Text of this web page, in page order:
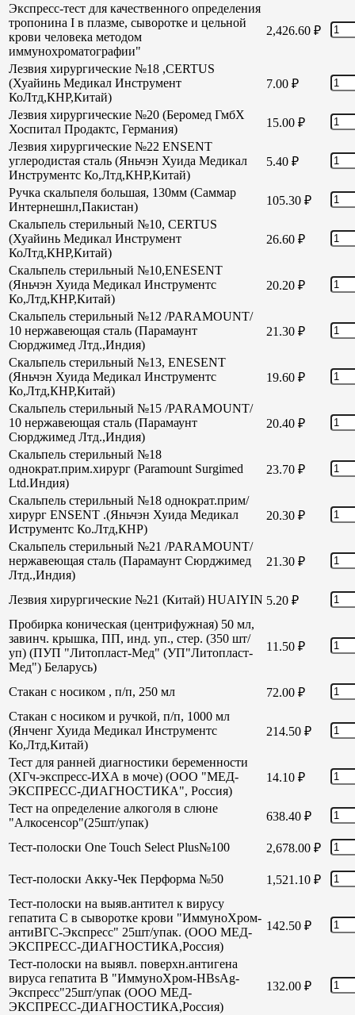
Экспресс-тест для качественного определения
тропонина I в плазме, сыворотке и цельной
крови человека методом
иммунохроматографии"
2,426.60 ₽
Лезвия хирургические №18 ,CERTUS
(Хуайинь Медикал Инструмент
КоЛтд,КНР,Китай)
7.00 ₽
Лезвия хирургические №20 (Беромед ГмбХ
Хоспитал Продактс, Германия)
15.00 ₽
Лезвия хирургические №22 ENSENT
углеродистая сталь (Яньчэн Хуида Медикал
Инструментс Ко,Лтд,КНР,Китай)
5.40 ₽
Ручка скальпеля большая, 130мм (Саммар
Интернешнл,Пакистан)
105.30 ₽
Скальпель стерильный №10, CERTUS
(Хуайинь Медикал Инструмент
КоЛтд,КНР,Китай)
26.60 ₽
Скальпель стерильный №10,ENESENT
(Яньчэн Хуида Медикал Инструментс
Ко,Лтд,КНР,Китай)
20.20 ₽
Скальпель стерильный №12 /PARAMOUNT/
10 нержавеющая сталь (Парамаунт
Сюрджимед Лтд.,Индия)
21.30 ₽
Скальпель стерильный №13, ENESENT
(Яньчэн Хуида Медикал Инструментс
Ко,Лтд,КНР,Китай)
19.60 ₽
Скальпель стерильный №15 /PARAMOUNT/
10 нержавеющая сталь (Парамаунт
Сюрджимед Лтд.,Индия)
20.40 ₽
Скальпель стерильный №18
однократ.прим.хирург (Paramount Surgimed
Ltd.Индия)
23.70 ₽
Скальпель стерильный №18 однократ.прим/
хирург ENSENT .(Яньчэн Хуида Медикал
Иструментс Ко.Лтд,КНР)
20.30 ₽
Скальпель стерильный №21 /PARAMOUNT/
нержавеющая сталь (Парамаунт Сюрджимед
Лтд.,Индия)
21.30 ₽
Лезвия хирургические №21 (Китай) HUAIYIN 5.20 ₽
Пробирка коническая (центрифужная) 50 мл,
завинч. крышка, ПП, инд. уп., стер. (350 шт/
уп) (ПУП "Литопласт-Мед" (УП"Литопласт-
Мед") Беларусь)
11.50 ₽
Стакан с носиком , п/п, 250 мл 72.00 ₽
Стакан с носиком и ручкой, п/п, 1000 мл
(Янченг Хуида Медикал Инструментс
Ко,Лтд,Китай)
214.50 ₽
Тест для ранней диагностики беременности
(ХГч-экспресс-ИХА в моче) (ООО "МЕД-
ЭКСПРЕСС-ДИАГНОСТИКА", Россия)
14.10 ₽
Тест на определение алкоголя в слюне
"Алкосенсор"(25шт/упак)
638.40 ₽
Тест-полоски One Touch Select Plus№100 2,678.00 ₽
Тест-полоски Акку-Чек Перформа №50 1,521.10 ₽
Тест-полоски на выяв.антител к вирусу
гепатита С в сыворотке крови "ИммуноХром-
антиВГС-Экспресс" 25шт/упак. (ООО МЕД-
ЭКСПРЕСС-ДИАГНОСТИКА,Россия)
142.50 ₽
Тест-полоски на выявл. поверхн.антигена
вируса гепатита В "ИммуноХром-HBsAg-
Экспресс"25шт/упак (ООО МЕД-
ЭКСПРЕСС-ДИАГНОСТИКА,Россия)
132.00 ₽